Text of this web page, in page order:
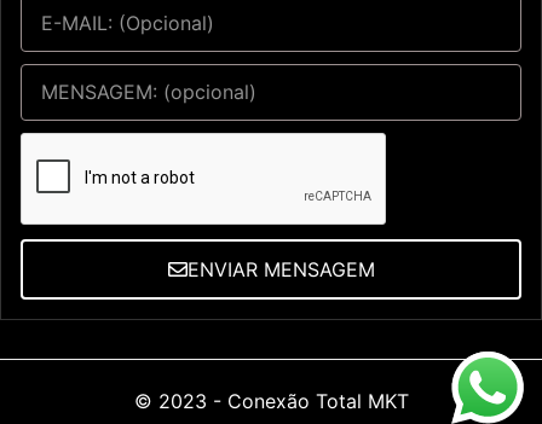
ENVIAR MENSAGEM
© 2023 - Conexão Total MKT